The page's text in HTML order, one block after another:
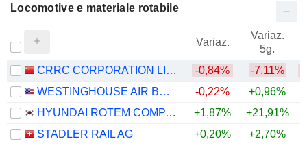
Locomotive e materiale rotabile
Variaz.
Variaz.
5g.
CRRC CORPORATION LIMITED -0,84% -7,11%
WESTINGHOUSE AIR BRAKE TECHNOLOGIES CORPORATION
-0,22% +0,96%
HYUNDAI ROTEM COMPANY
+1,87% +21,91%
STADLER RAIL AG
+0,20% +2,70%